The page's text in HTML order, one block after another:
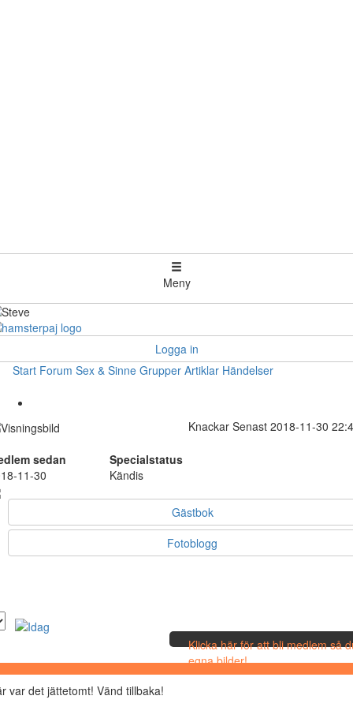
Meny
Logga in
Start Forum Sex & Sinne Grupper Artiklar Händelser
Knackar Senast 2018-11-30
sedan
Specialstatus
11-30
Kändis
Gästbok
Fotoblogg
Klicka här för att bli medlem så
egna bilder!
var det jättetomt! Vänd tillbaka!